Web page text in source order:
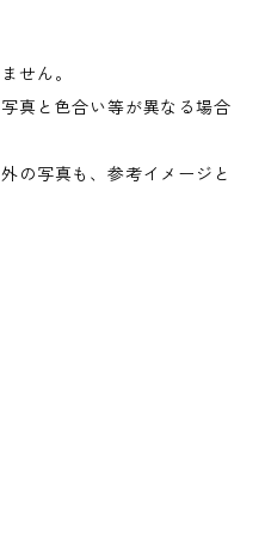
せん。
真と色合い等が異なる場合
の写真も、参考イメージと